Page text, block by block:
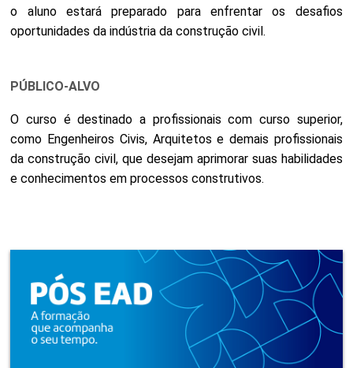
o aluno estará preparado para enfrentar os desafios
oportunidades da indústria da construção civil.
PÚBLICO-ALVO
O curso é destinado a profissionais com curso superior,
como Engenheiros Civis, Arquitetos e demais profissionais
da construção civil, que desejam aprimorar suas habilidades
e conhecimentos em processos construtivos.